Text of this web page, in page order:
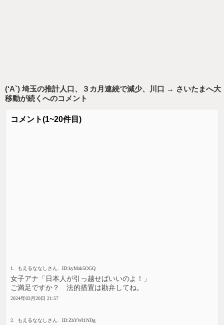
(‘A`) 埼玉の推計人口、３カ月連続で減少、川口 → さいたまへ大
移動が続く へのコメント
コメント(1~20件目)
1. もえるななしさん. ID:kyMzk5OGQ
女子アナ「日本人が引っ越せばいいのよ！」
ご満足ですか？ 法的措置は勘弁してね。
2024年03月20日 21:57
2. もえるななしさん. ID:ZhYWI1NDg